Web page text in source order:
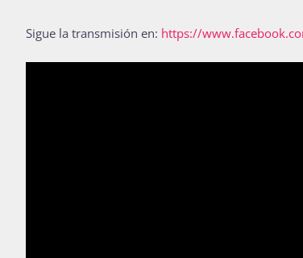
Sigue la transmisión en: https://